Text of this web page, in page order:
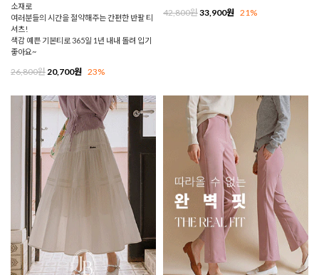
소재로
여러분들의 시간을 절약해주는 간편한 반팔 티
셔츠!
색감 예쁜 기본티로 365일 1년 내내 돌려 입기
좋아요~
26,800원 20,700원 23%
42,800원33,900원 21%